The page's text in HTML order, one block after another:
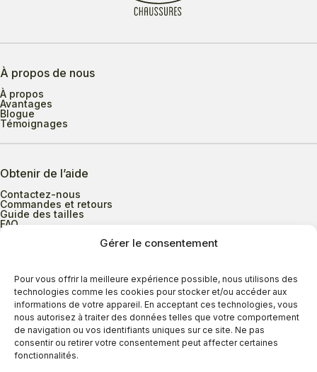
Gérer le consentement
Pour vous offrir la meilleure expérience possible, nous utilisons des
technologies comme les cookies pour stocker et/ou accéder aux
informations de votre appareil. En acceptant ces technologies, vous
nous autorisez à traiter des données telles que votre comportement
de navigation ou vos identifiants uniques sur ce site. Ne pas
consentir ou retirer votre consentement peut affecter certaines
fonctionnalités.
À propos de nous
À propos
Avantages
Blogue
Témoignages
Obtenir de l’aide
Contactez-nous
Commandes et retours
Guide des tailles
FAQ
Heures d’ouverture
Lundi au mercredi
9h00 à 17h30
Jeudi
9h00 à 20h00
Vendredi
9h00 à 18h00